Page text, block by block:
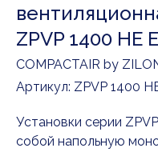
ZPVP 1400 HE
COMPACTAIR by
Артикул: ZPVP 1400
Установки серии
собой напольную